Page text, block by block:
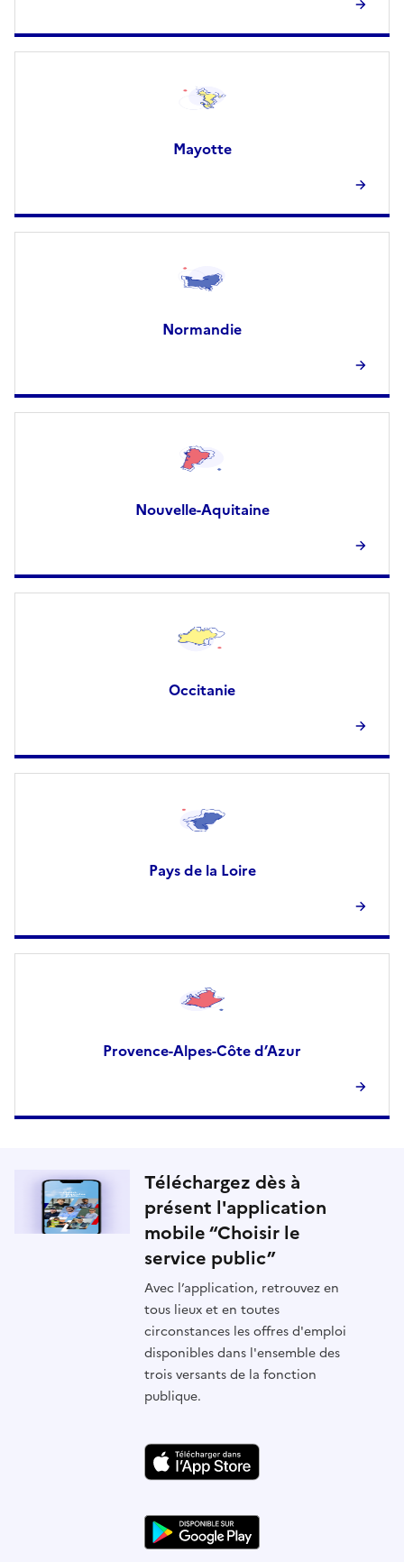
Mayotte
Normandie
Nouvelle-Aquitaine
Occitanie
Pays de la Loire
Provence-Alpes-Côte d’Azur
Téléchargez dès à
présent l'application
mobile “Choisir le
service public”
Avec l’application, retrouvez en
tous lieux et en toutes
circonstances les offres d'emploi
disponibles dans l'ensemble des
trois versants de la fonction
publique.